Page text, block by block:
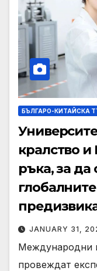
БЪЛГАРО-КИТАЙСКА
кралство и
ръка, за да
JANUARY 31,
Международни
провеждат